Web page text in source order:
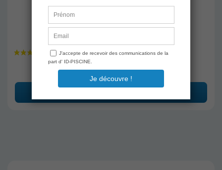
Doseur de Brome TECHNI-BROME 5
99,00 €